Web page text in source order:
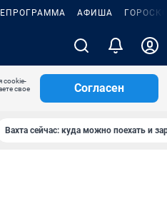
АФИША
cookie-
свое
Согласен
Вахта сейчас: куда можно поехать и